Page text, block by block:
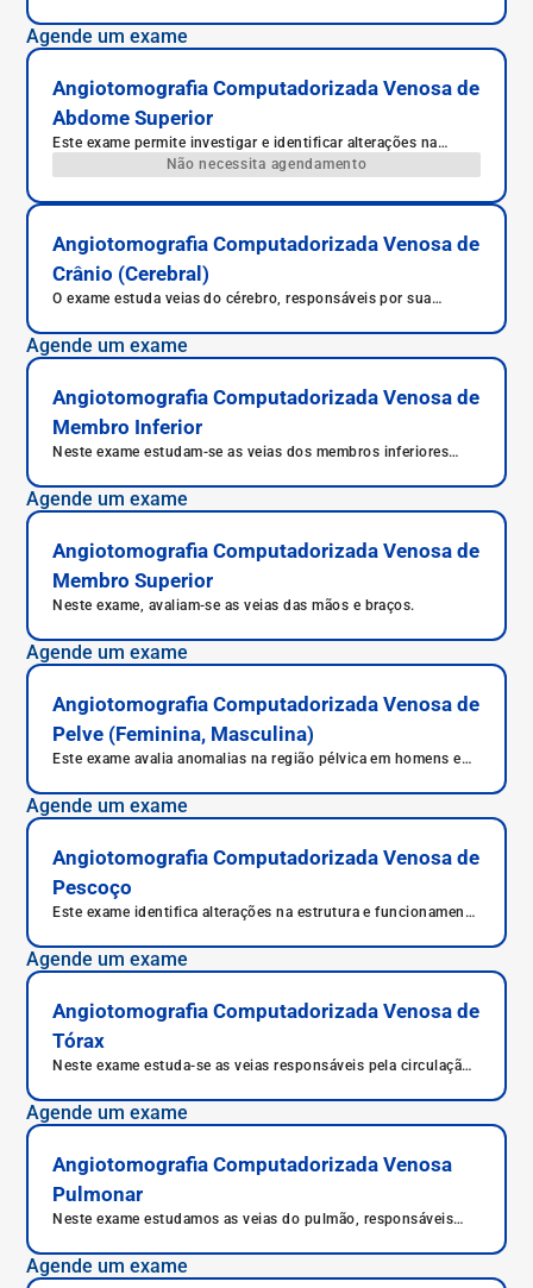
Agende um exame
Angiotomografia Computadorizada Venosa de
Abdome Superior
Este exame permite investigar e identificar alterações na
estrutura e funcionamento dos vasos sanguíneos.
Não necessita agendamento
Angiotomografia Computadorizada Venosa de
Crânio (Cerebral)
O exame estuda veias do cérebro, responsáveis por sua
Agende um exame
Angiotomografia Computadorizada Venosa de
Membro Inferior
Neste exame estudam-se as veias dos membros inferiores
Agende um exame
Angiotomografia Computadorizada Venosa de
Membro Superior
Neste exame, avaliam-se as veias das mãos e braços.
Agende um exame
Angiotomografia Computadorizada Venosa de
Pelve (Feminina, Masculina)
Este exame avalia anomalias na região pélvica em homens e
Agende um exame
Angiotomografia Computadorizada Venosa de
Pescoço
Este exame identifica alterações na estrutura e funcionamento
Agende um exame
Angiotomografia Computadorizada Venosa de
Tórax
Neste exame estuda-se as veias responsáveis pela circulação
responsáveis pelo aporte de sangue a esta região.
Agende um exame
Angiotomografia Computadorizada Venosa
Pulmonar
Neste exame estudamos as veias do pulmão, responsáveis
Agende um exame